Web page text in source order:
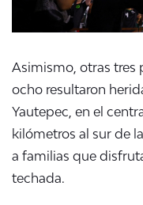
Asimismo, otras tres
ocho resultaron
Yautepec, en el
kilómetros al sur de
a familias que
techada.